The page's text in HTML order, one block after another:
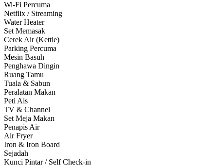
Wi-Fi Percuma
Netflix / Streaming
Water Heater
Set Memasak
Cerek Air (Kettle)
Parking Percuma
Mesin Basuh
Penghawa Dingin
Ruang Tamu
Tuala & Sabun
Peralatan Makan
Peti Ais
TV & Channel
Set Meja Makan
Penapis Air
Air Fryer
Iron & Iron Board
Sejadah
Kunci Pintar / Self Check-in